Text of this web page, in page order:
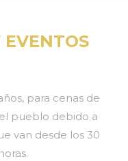
para cenas de
pueblo debido a
van desde los 30